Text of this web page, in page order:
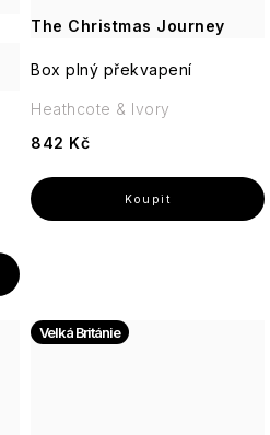
The Christmas Journey
Box plný překvapení
842 Kč
Heathcote & Ivory
Velká Británie